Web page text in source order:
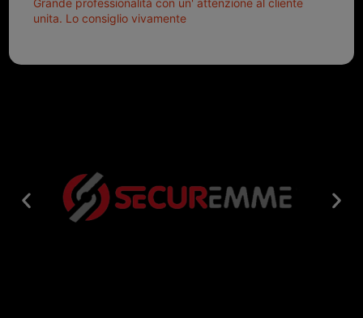
Grande professionalità con un' attenzione al cliente
unita. Lo consiglio vivamente